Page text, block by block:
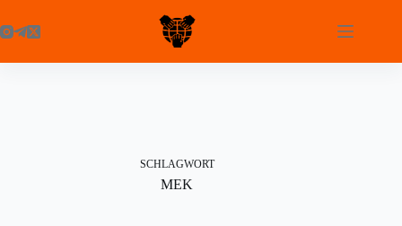
Inhalt
springen
SCHLAGWORT
MEK